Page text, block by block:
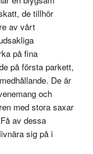
de tillhör
av vårt
på fina
på första parkett,
De är
och
med stora saxar
av dessa
sig på i